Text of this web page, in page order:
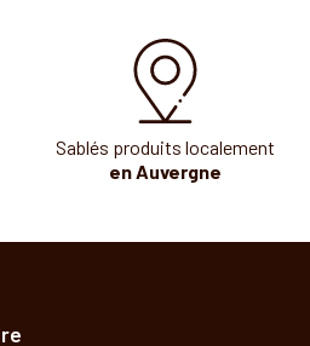
Sablés produits localement
en Auvergne